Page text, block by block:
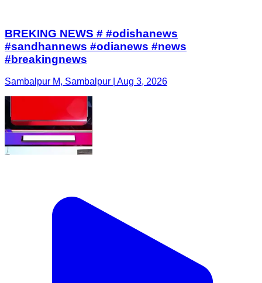
BREKING NEWS # #odishanews
#sandhannews #odianews #news
#breakingnews
Sambalpur M, Sambalpur | Aug 3, 2026